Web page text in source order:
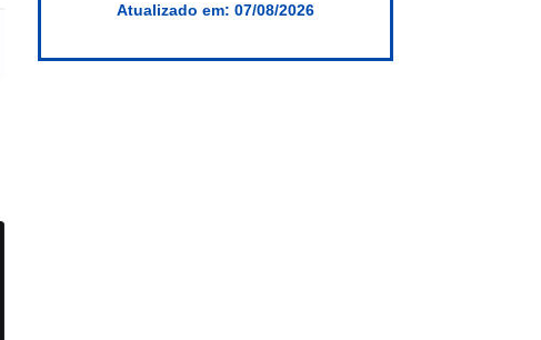
Atualizado em: 07/08/2026